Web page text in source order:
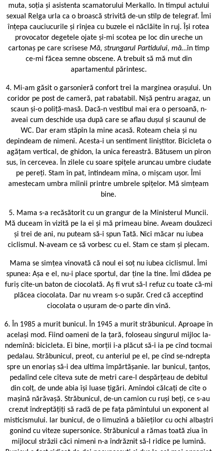
muta, soția și asistenta scamatorului Merkallo. In timpul actului
sexual Relga urla ca o broască strivită de-un stîlp de telegraf. Îmi
înțepa cauciucurile și rînjea cu buzele ei năclăite în ruj. Își rotea
provocator degetele ojate și-mi scotea pe loc din ureche un
cartonaș pe care scrisese Mă, strungarul Partidului, mă…în timp
ce-mi făcea semne obscene. A trebuit să mă mut din
apartamentul părintesc.
4. Mi-am găsit o garsonieră confort trei la marginea orașului. Un
coridor pe post de cameră, pat rabatabil. Nișă pentru aragaz, un
scaun și-o poliță-masă. Dacă-n vestibul mai era o persoană, n-
aveai cum deschide ușa după care se aflau dușul și scaunul de
WC. Dar eram stăpîn la mine acasă. Roteam cheia și nu
depindeam de nimeni. Acesta-i un sentiment liniștitor. Bicicleta o
agățam vertical, de ghidon, la unica fereastră. Bătusem un piron
sus, în cercevea. În zilele cu soare spițele aruncau umbre ciudate
pe pereți. Stam în pat, întindeam mîna, o mișcam ușor. Îmi
amestecam umbra mîinii printre umbrele spițelor. Mă simțeam
bine.
5. Mama s-a recăsătorit cu un grangur de la Ministerul Muncii.
Mă duceam în vizită pe la ei și mă primeau bine. Aveam douăzeci
și trei de ani, nu puteam să-i spun Tată. Nici măcar nu iubea
ciclismul. N-aveam ce să vorbesc cu el. Stam ce stam și plecam.
Mama se simțea vinovată că noul ei soț nu iubea ciclismul. Îmi
spunea: Așa e el, nu-i place sportul, dar ține la tine. Îmi dădea pe
furiș cîte-un baton de ciocolată. Aș fi vrut să-l refuz cu toate că-mi
plăcea ciocolata. Dar nu vream s-o supăr. Cred că acceptînd
ciocolata o ușuram de-o parte din vină.
6. În 1985 a murit bunicul. În 1945 a murit străbunicul. Aproape în
același mod. Fiind oameni de la țară, foloseau singurul mijloc la-
ndemînă: bicicleta. Ei bine, morții i-a plăcut să-i ia pe cînd tocmai
pedalau. Străbunicul, preot, cu anteriul pe el, pe cînd se-ndrepta
spre un enoriaș să-i dea ultima împărtășanie. Iar bunicul, țanțos,
pedalînd cele cîteva sute de metri care-l despărțeau de debitul
din colț, de unde abia își luase țigări. Amîndoi călcați de cîte o
mașină nărăvașă. Străbunicul, de-un camion cu ruși beți, ce s-au
crezut îndreptățiți să radă de pe fața pămîntului un exponent al
misticismului. Iar bunicul, de o limuzină a băieților cu ochi albaștri
gonind cu viteze supersonice. Străbunicul a rămas toată ziua în
mijlocul străzii căci nimeni n-a îndrăznit să-l ridice pe lumină.